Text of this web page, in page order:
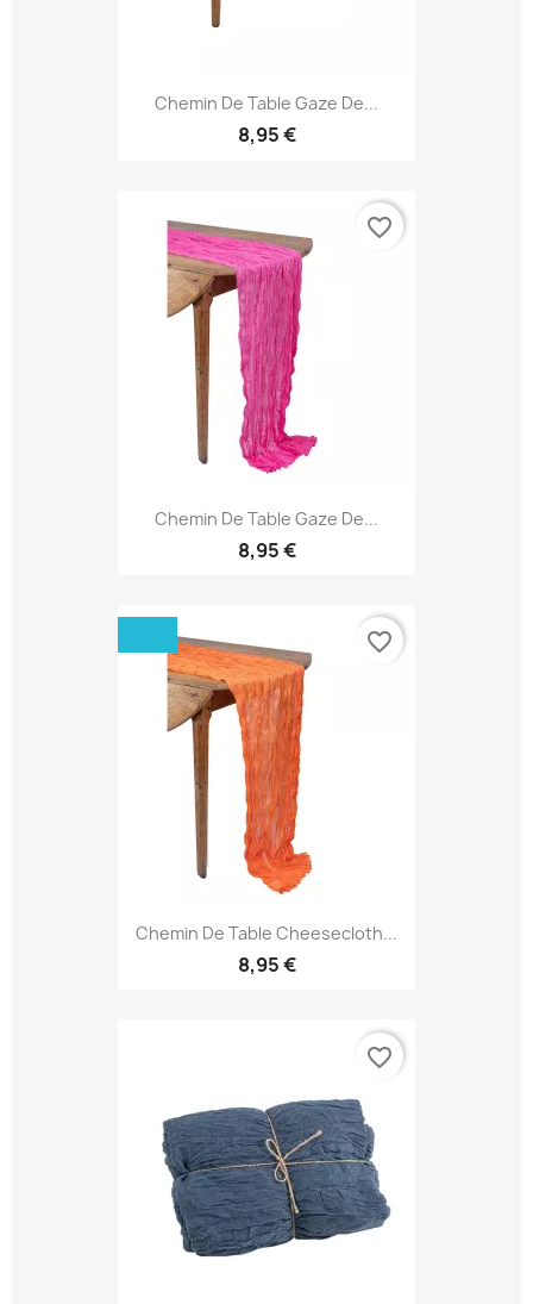
Chemin De Table Gaze De...
8,95 €
Chemin De Table Gaze De...
8,95 €
favorite_border
Chemin De Table Cheesecloth...
8,95 €
favorite_border
favorite_border